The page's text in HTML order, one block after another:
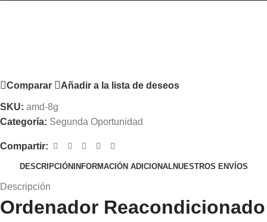
Comparar Añadir a la lista de deseos
SKU: amd-8g
Categoría: Segunda Oportunidad
Compartir:
DESCRIPCIÓN INFORMACIÓN ADICIONALNUESTROS ENVÍOS
Descripción
Ordenador Reacondicionado